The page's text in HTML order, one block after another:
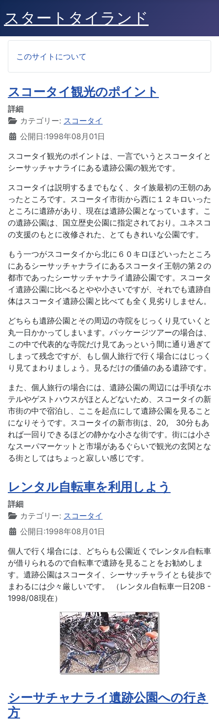
スタートタイランド
このサイトについて
スコータイ観光のポイント
詳細
カテゴリー: スコータイ
公開日:1998年08月01日
スコータイ観光のポイントは、一言でいうとスコータイと
シーサッチャナライにある遺跡公園の観光です。
スコータイは説明するまでもなく、タイ族最初の王朝のあ
ったところです。スコータイ市街から西に１２キロいった
ところに遺跡があり、現在は遺跡公園となっています。こ
の遺跡公園は、国立歴史公園に指定されており。ユネスコ
の支援のもとに改修された、とてもきれいな公園です。
もう一つがスコータイから北に６０キロほどいったところ
にあるシーサッチャナライにあるスコータイ王朝の第２の
都市であったシーサッチャナライ遺跡公園です。スコータ
イ遺跡公園に比べるとやや小さいですが、それでも遺跡自
体はスコータイ遺跡公園と比べても全く見劣りしません。
どちらも遺跡公園とその周辺の寺院をじっくり見ていくと
丸一日かかってしまいます。パッケージツアーの場合は、
この中で代表的な寺院だけ見てあっという間に通り過ぎて
しまって残念ですが、もし個人旅行で行く場合にはじっく
り見てまわりましょう。見るだけの価値のある遺跡です。
また、個人旅行の場合には、遺跡公園の周辺には手頃なホ
テルやゲストハウスがほとんどないため、スコータイの新
市街の中で宿泊し、ここを起点にして遺跡公園を見ること
になりそうです。スコータイの新市街は、20, 30分もあ
れば一回りできるほどの静かな小さな街です。街には小さ
なスーパマーケットと市場があるぐらいで観光の玄関とな
る街としてはちょっと寂しい感じです。
レンタル自転車を利用しよう
詳細
カテゴリー: スコータイ
公開日:1998年08月01日
個人で行く場合には、どちらも公園近くでレンタル自転車
が借りられるので自転車で遺跡を見ることをお勧めしま
す。遺跡公園はスコータイ、シーサッチャライとも徒歩で
まわるには少々厳しいです。 （レンタル自転車一日20B -
1998/08現在）
シーサチャナライ遺跡公園への行き
方